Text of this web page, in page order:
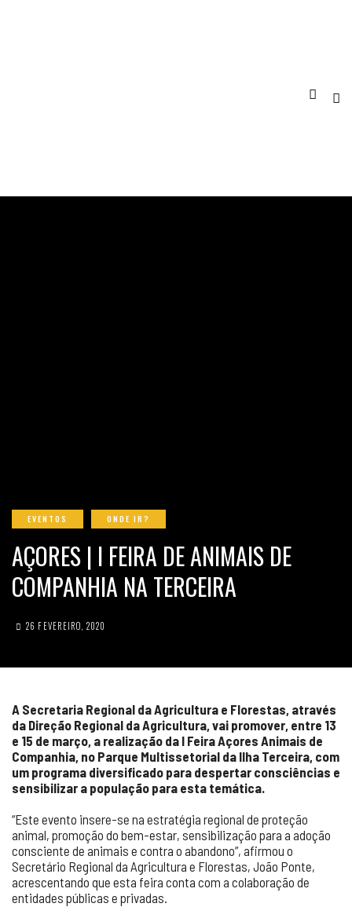
EVENTOS ONDE IR?
AÇORES | I FEIRA DE ANIMAIS DE
COMPANHIA NA TERCEIRA
26 FEVEREIRO, 2020
A Secretaria Regional da Agricultura e Florestas, através
da Direção Regional da Agricultura, vai promover, entre 13
e 15 de março, a realização da I Feira Açores Animais de
Companhia, no Parque Multissetorial da Ilha Terceira, com
um programa diversificado para despertar consciências e
sensibilizar a população para esta temática.
“Este evento insere-se na estratégia regional de proteção
animal, promoção do bem-estar, sensibilização para a adoção
consciente de animais e contra o abandono”, afirmou o
Secretário Regional da Agricultura e Florestas, João Ponte,
acrescentando que esta feira conta com a colaboração de
entidades públicas e privadas.